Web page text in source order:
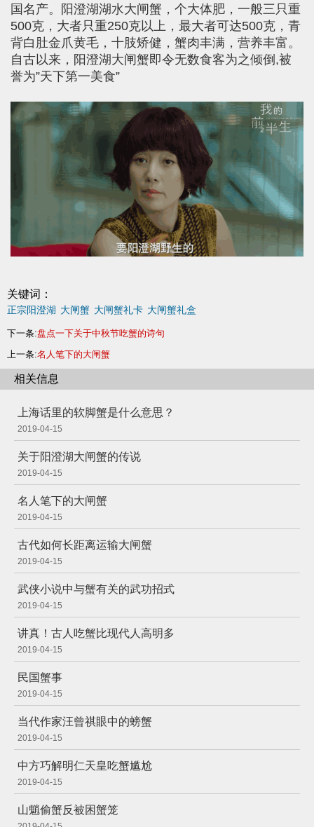
国名产。阳澄湖湖水大闸蟹，个大体肥，一般三只重
500克，大者只重250克以上，最大者可达500克，青
背白肚金爪黄毛，十肢矫健，蟹肉丰满，营养丰富。
自古以来，阳澄湖大闸蟹即令无数食客为之倾倒,被
誉为”天下第一美食”
关键词：
正宗阳澄湖 大闸蟹 大闸蟹礼卡 大闸蟹礼盒
下一条:盘点一下关于中秋节吃蟹的诗句
上一条:名人笔下的大闸蟹
相关信息
上海话里的软脚蟹是什么意思？
2019-04-15
关于阳澄湖大闸蟹的传说
2019-04-15
名人笔下的大闸蟹
2019-04-15
古代如何长距离运输大闸蟹
2019-04-15
武侠小说中与蟹有关的武功招式
2019-04-15
讲真！古人吃蟹比现代人高明多
2019-04-15
民国蟹事
2019-04-15
当代作家汪曾祺眼中的螃蟹
2019-04-15
中方巧解明仁天皇吃蟹尴尬
2019-04-15
山魈偷蟹反被困蟹笼